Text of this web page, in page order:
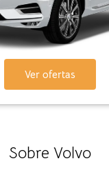
Ver ofertas
Sobre Volvo